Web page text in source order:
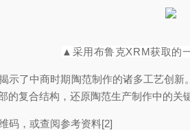
▲采用布鲁克XRM获取的
了中商时期陶范制作的诸多工艺创新
复合结构，还原陶范生产制作中的关
，或查阅参考资料[2]